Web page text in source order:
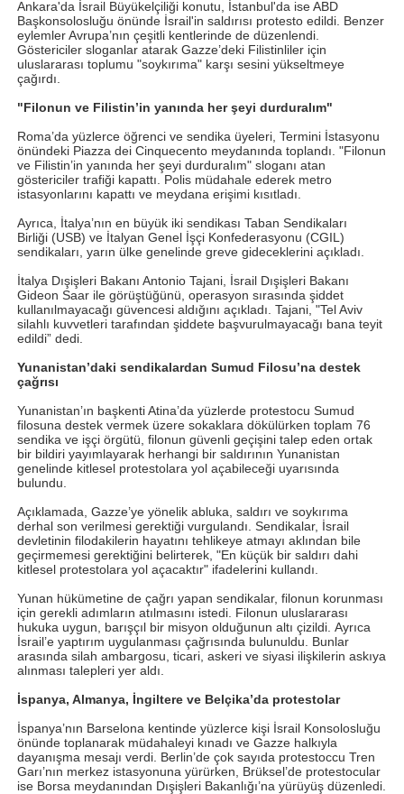
Ankara'da İsrail Büyükelçiliği konutu, İstanbul'da ise ABD
Başkonsolosluğu önünde İsrail'in saldırısı protesto edildi. Benzer
eylemler Avrupa’nın çeşitli kentlerinde de düzenlendi.
Göstericiler sloganlar atarak Gazze’deki Filistinliler için
uluslararası toplumu "soykırıma" karşı sesini yükseltmeye
çağırdı.
"Filonun ve Filistin’in yanında her şeyi durduralım"
Roma’da yüzlerce öğrenci ve sendika üyeleri, Termini İstasyonu
önündeki Piazza dei Cinquecento meydanında toplandı. "Filonun
ve Filistin’in yanında her şeyi durduralım" sloganı atan
göstericiler trafiği kapattı. Polis müdahale ederek metro
istasyonlarını kapattı ve meydana erişimi kısıtladı.
Ayrıca, İtalya’nın en büyük iki sendikası Taban Sendikaları
Birliği (USB) ve İtalyan Genel İşçi Konfederasyonu (CGIL)
sendikaları, yarın ülke genelinde greve gideceklerini açıkladı.
İtalya Dışişleri Bakanı Antonio Tajani, İsrail Dışişleri Bakanı
Gideon Saar ile görüştüğünü, operasyon sırasında şiddet
kullanılmayacağı güvencesi aldığını açıkladı. Tajani, "Tel Aviv
silahlı kuvvetleri tarafından şiddete başvurulmayacağı bana teyit
edildi” dedi.
Yunanistan’daki sendikalardan Sumud Filosu’na destek
çağrısı
Yunanistan’ın başkenti Atina’da yüzlerde protestocu Sumud
filosuna destek vermek üzere sokaklara dökülürken toplam 76
sendika ve işçi örgütü, filonun güvenli geçişini talep eden ortak
bir bildiri yayımlayarak herhangi bir saldırının Yunanistan
genelinde kitlesel protestolara yol açabileceği uyarısında
bulundu.
Açıklamada, Gazze’ye yönelik abluka, saldırı ve soykırıma
derhal son verilmesi gerektiği vurgulandı. Sendikalar, İsrail
devletinin filodakilerin hayatını tehlikeye atmayı aklından bile
geçirmemesi gerektiğini belirterek, "En küçük bir saldırı dahi
kitlesel protestolara yol açacaktır" ifadelerini kullandı.
Yunan hükümetine de çağrı yapan sendikalar, filonun korunması
için gerekli adımların atılmasını istedi. Filonun uluslararası
hukuka uygun, barışçıl bir misyon olduğunun altı çizildi. Ayrıca
İsrail’e yaptırım uygulanması çağrısında bulunuldu. Bunlar
arasında silah ambargosu, ticari, askeri ve siyasi ilişkilerin askıya
alınması talepleri yer aldı.
İspanya, Almanya, İngiltere ve Belçika’da protestolar
İspanya’nın Barselona kentinde yüzlerce kişi İsrail Konsolosluğu
önünde toplanarak müdahaleyi kınadı ve Gazze halkıyla
dayanışma mesajı verdi. Berlin’de çok sayıda protestoccu Tren
Garı’nın merkez istasyonuna yürürken, Brüksel’de protestocular
ise Borsa meydanından Dışişleri Bakanlığı’na yürüyüş düzenledi.